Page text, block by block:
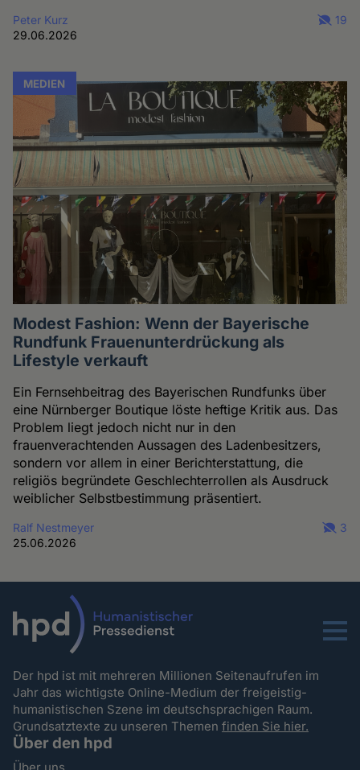
Peter Kurz
29.06.2026
19
MEDIEN
Modest Fashion: Wenn der Bayerische
Rundfunk Frauenunterdrückung als
Lifestyle verkauft
Ein Fernsehbeitrag des Bayerischen Rundfunks über
eine Nürnberger Boutique löste heftige Kritik aus. Das
Problem liegt jedoch nicht nur in den
frauenverachtenden Aussagen des Ladenbesitzers,
sondern vor allem in einer Berichterstattung, die
religiös begründete Geschlechterrollen als Ausdruck
weiblicher Selbstbestimmung präsentiert.
Ralf Nestmeyer
25.06.2026
3
Menu
Der hpd ist mit mehreren Millionen Seitenaufrufen im
Jahr das wichtigste Online-Medium der freigeistig-
humanistischen Szene im deutschsprachigen Raum.
Grundsatztexte zu unseren Themenfinden Sie hier.
Über den hpd
Über uns